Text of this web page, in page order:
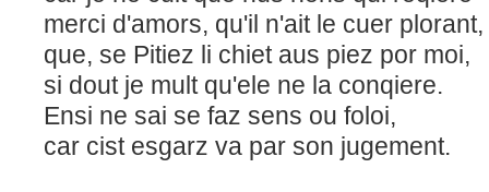
merci d'amors, qu'il n'ait le cuer plorant,
que, se Pitiez li chiet aus piez por moi,
si dout je mult qu'ele ne la conqiere.
Ensi ne sai se faz sens ou foloi,
car cist esgarz va par son